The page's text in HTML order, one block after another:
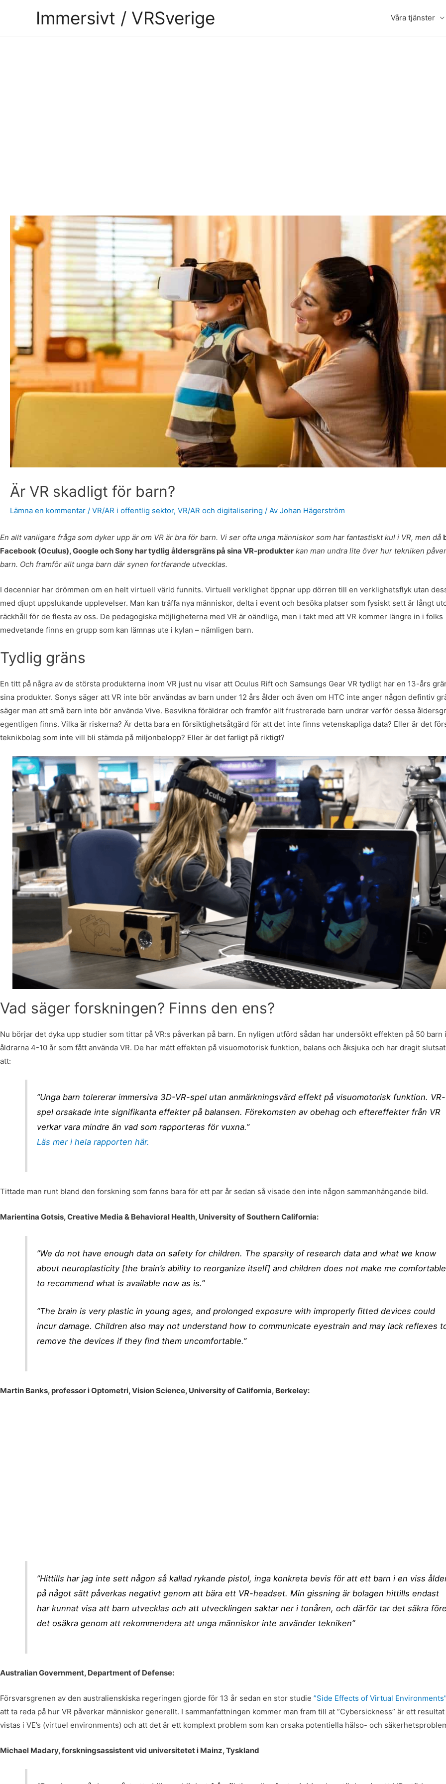
Immersivt / VRSverige Våra tjänster
Är VR skadligt för barn?
Lämna en kommentar / VR/AR i offentlig sektor, VR/AR och digitalisering / Av Johan Hägerström
En allt vanligare fråga som dyker upp är om VR är bra för barn. Vi ser ofta unga människor som har fantastiskt kul i VR, men då
Facebook (Oculus), Google och Sony har tydlig åldersgräns på sina VR-produkter kan man undra lite över hur tekniken
barn. Och framför allt unga barn där synen fortfarande utvecklas.
I decennier har drömmen om en helt virtuell värld funnits. Virtuell verklighet öppnar upp dörren till en verklighetsflyk utan
med djupt uppslukande upplevelser. Man kan träffa nya människor, delta i event och besöka platser som fysiskt sett är långt
räckhåll för de flesta av oss. De pedagogiska möjligheterna med VR är oändliga, men i takt med att VR kommer längre in i folks
medvetande finns en grupp som kan lämnas ute i kylan – nämligen barn.
Tydlig gräns
En titt på några av de största produkterna inom VR just nu visar att Oculus Rift och Samsungs Gear VR tydligt har en 13-års
sina produkter. Sonys säger att VR inte bör användas av barn under 12 års ålder och även om HTC inte anger någon defintiv
säger man att små barn inte bör använda Vive. Besvikna föräldrar och framför allt frustrerade barn undrar varför dessa
egentligen finns. Vilka är riskerna? Är detta bara en försiktighetsåtgärd för att det inte finns vetenskapliga data? Eller är det
teknikbolag som inte vill bli stämda på miljonbelopp? Eller är det farligt på riktigt?
Vad säger forskningen? Finns den ens?
Nu börjar det dyka upp studier som tittar på VR:s påverkan på barn. En nyligen utförd sådan har undersökt effekten på 50 barn i
åldrarna 4-10 år som fått använda VR. De har mätt effekten på visuomotorisk funktion, balans och åksjuka och har dragit
att:
”Unga barn tolererar immersiva 3D-VR-spel utan anmärkningsvärd effekt på visuomotorisk funktion. VR-
spel orsakade inte signifikanta effekter på balansen. Förekomsten av obehag och eftereffekter från VR
verkar vara mindre än vad som rapporteras för vuxna.”
Läs mer i hela rapporten här.
Tittade man runt bland den forskning som fanns bara för ett par år sedan så visade den inte någon sammanhängande bild.
Marientina Gotsis, Creative Media & Behavioral Health, University of Southern California:
”We do not have enough data on safety for children. The sparsity of research data and what we know
about neuroplasticity [the brain’s ability to reorganize itself] and children does not make me comfortable
to recommend what is available now as is.”
”The brain is very plastic in young ages, and prolonged exposure with improperly fitted devices could
incur damage. Children also may not understand how to communicate eyestrain and may lack reflexes
remove the devices if they find them uncomfortable.”
Martin Banks, professor i Optometri, Vision Science, University of California, Berkeley:
”Hittills har jag inte sett någon så kallad rykande pistol, inga konkreta bevis för att ett barn i en viss
på något sätt påverkas negativt genom att bära ett VR-headset. Min gissning är bolagen hittills endast
har kunnat visa att barn utvecklas och att utvecklingen saktar ner i tonåren, och därför tar det säkra före
det osäkra genom att rekommendera att unga människor inte använder tekniken”
Australian Government, Department of Defense:
Försvarsgrenen av den australienskiska regeringen gjorde för 13 år sedan en stor studie ”Side Effects of Virtual Environments”
att ta reda på hur VR påverkar människor generellt. I sammanfattningen kommer man fram till at ”Cybersickness” är ett resultat
vistas i VE’s (virtuel environments) och att det är ett komplext problem som kan orsaka potentiella hälso- och
Michael Madary, forskningsassistent vid universitetet i Mainz, Tyskland